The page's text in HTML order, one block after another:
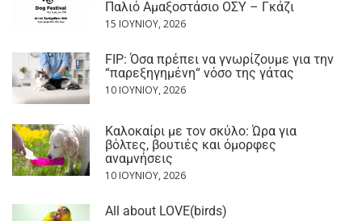
Παλιό Αμαξοστάσιο ΟΣΥ – Γκάζι
15 ΙΟΥΝΊΟΥ, 2026
FIP: Όσα πρέπει να γνωρίζουμε για την
“παρεξηγημένη“ νόσο της γάτας
10 ΙΟΥΝΊΟΥ, 2026
Καλοκαίρι με τον σκύλο: Ώρα για
βόλτες, βουτιές και όμορφες
αναμνήσεις
10 ΙΟΥΝΊΟΥ, 2026
All about LOVE(birds)